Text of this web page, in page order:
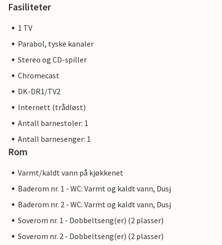
Fasiliteter
1 TV
Parabol, tyske kanaler
Stereo og CD-spiller
Chromecast
DK-DR1/TV2
Internett (trådløst)
Antall barnestoler: 1
Antall barnesenger: 1
Rom
Varmt/kaldt vann på kjøkkenet
Baderom nr. 1 - WC: Varmt og kaldt vann, Dusj
Baderom nr. 2 - WC: Varmt og kaldt vann, Dusj
Soverom nr. 1 - Dobbeltseng(er) (2 plasser)
Soverom nr. 2 - Dobbeltseng(er) (2 plasser)